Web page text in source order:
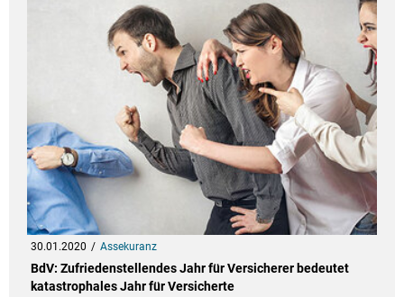
30.01.2020 Assekuranz
BdV: Zufriedenstellendes Jahr für Versicherer bedeutet
katastrophales Jahr für Versicherte